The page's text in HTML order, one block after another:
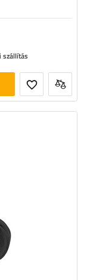
szállítás